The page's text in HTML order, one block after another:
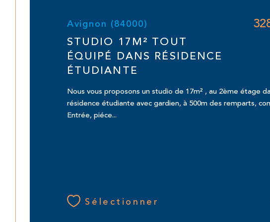
Avignon (84000)
STUDIO 17M² TOUT
ÉQUIPÉ DANS RÉSIDENCE
ÉTUDIANTE
Nous vous proposons un studio de 17m² , au 2ème étage
résidence étudiante avec gardien, à 500m des remparts,
Entrée, piéce...
Sélectionner